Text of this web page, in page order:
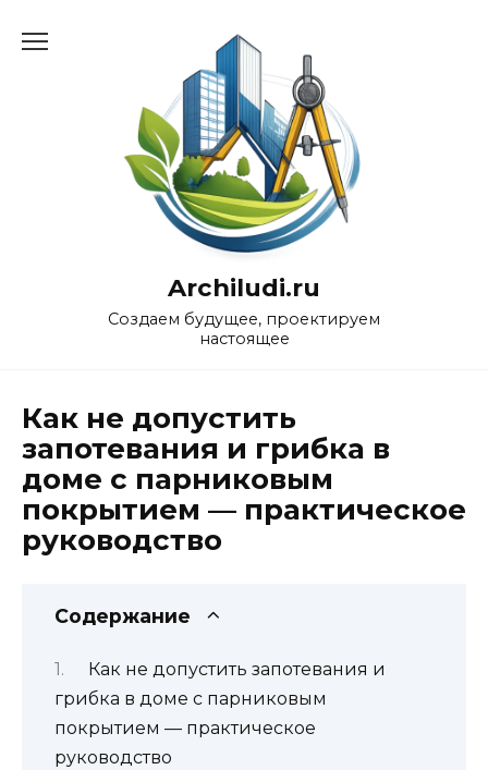
Archiludi.ru
Создаем будущее, проектируем
настоящее
Как не допустить
запотевания и грибка в
доме с парниковым
покрытием — практическое
руководство
Содержание
Как не допустить запотевания и
грибка в доме с парниковым
покрытием — практическое
руководство